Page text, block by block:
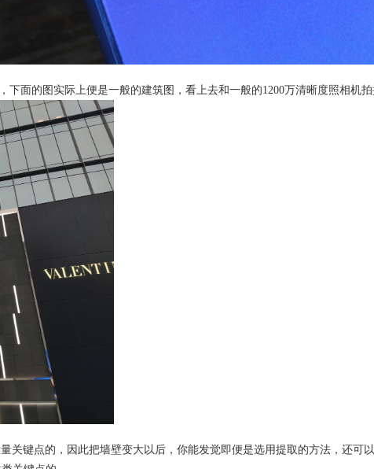
下面的图实际上便是一般的建筑图，看上去和一般的1200万清晰度照相
关键点的，因此把墙壁变大以后，你能发觉即便是选用提取的方法，还